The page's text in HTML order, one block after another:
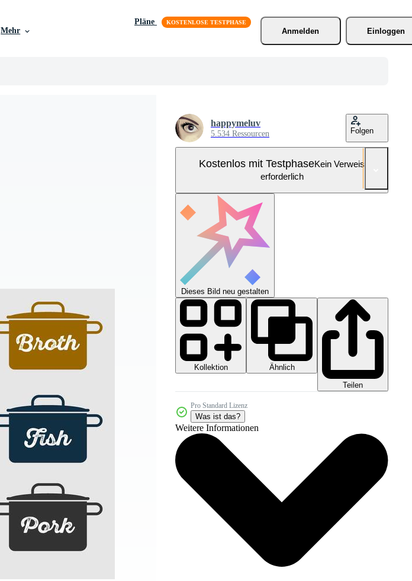
Mehr
Pläne
Anmelden
Einloggen
happymeluv
5.534 Ressourcen Folgen
Kostenlos mit TestphaseKein Verweis
erforderlich
Dieses Bild neu gestalten
Kollektion
Ähnlich
Teilen
Pro Standard Lizenz
Was ist das?
Weitere Informationen